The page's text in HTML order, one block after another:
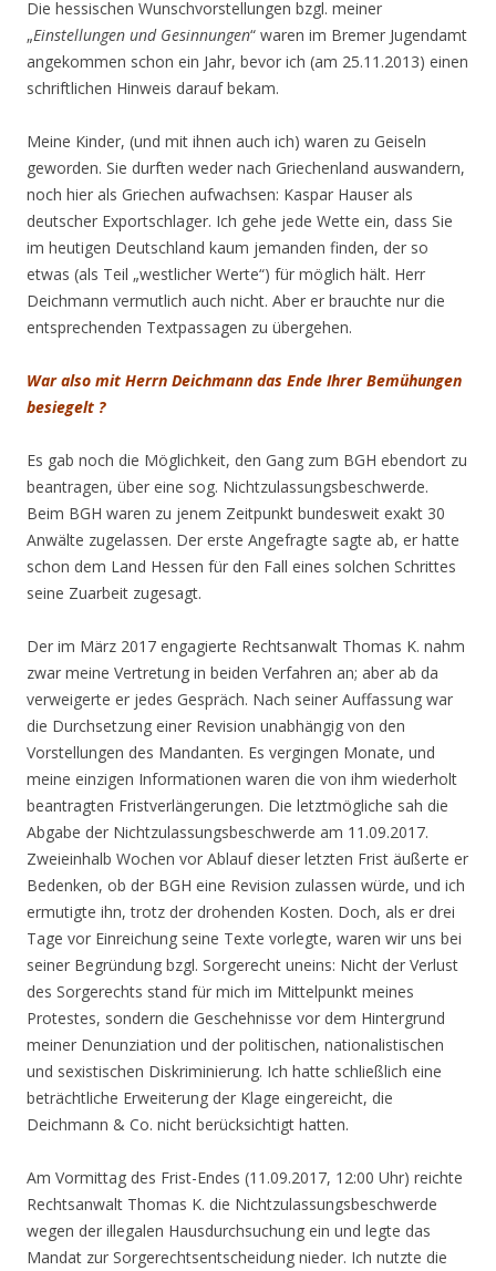
Die hessischen Wunschvorstellungen bzgl. meiner
„Einstellungen und Gesinnungen“ waren im Bremer Jugendamt
angekommen schon ein Jahr, bevor ich (am 25.11.2013) einen
schriftlichen Hinweis darauf bekam.
Meine Kinder, (und mit ihnen auch ich) waren zu Geiseln
geworden. Sie durften weder nach Griechenland auswandern,
noch hier als Griechen aufwachsen: Kaspar Hauser als
deutscher Exportschlager. Ich gehe jede Wette ein, dass Sie
im heutigen Deutschland kaum jemanden finden, der so
etwas (als Teil „westlicher Werte“) für möglich hält. Herr
Deichmann vermutlich auch nicht. Aber er brauchte nur die
entsprechenden Textpassagen zu übergehen.
War also mit Herrn Deichmann das Ende Ihrer Bemühungen
besiegelt ?
Es gab noch die Möglichkeit, den Gang zum BGH ebendort zu
beantragen, über eine sog. Nichtzulassungsbeschwerde.
Beim BGH waren zu jenem Zeitpunkt bundesweit exakt 30
Anwälte zugelassen. Der erste Angefragte sagte ab, er hatte
schon dem Land Hessen für den Fall eines solchen Schrittes
seine Zuarbeit zugesagt.
Der im März 2017 engagierte Rechtsanwalt Thomas K. nahm
zwar meine Vertretung in beiden Verfahren an; aber ab da
verweigerte er jedes Gespräch. Nach seiner Auffassung war
die Durchsetzung einer Revision unabhängig von den
Vorstellungen des Mandanten. Es vergingen Monate, und
meine einzigen Informationen waren die von ihm wiederholt
beantragten Fristverlängerungen. Die letztmögliche sah die
Abgabe der Nichtzulassungsbeschwerde am 11.09.2017.
Zweieinhalb Wochen vor Ablauf dieser letzten Frist äußerte er
Bedenken, ob der BGH eine Revision zulassen würde, und ich
ermutigte ihn, trotz der drohenden Kosten. Doch, als er drei
Tage vor Einreichung seine Texte vorlegte, waren wir uns bei
seiner Begründung bzgl. Sorgerecht uneins: Nicht der Verlust
des Sorgerechts stand für mich im Mittelpunkt meines
Protestes, sondern die Geschehnisse vor dem Hintergrund
meiner Denunziation und der politischen, nationalistischen
und sexistischen Diskriminierung. Ich hatte schließlich eine
beträchtliche Erweiterung der Klage eingereicht, die
Deichmann & Co. nicht berücksichtigt hatten.
Am Vormittag des Frist-Endes (11.09.2017, 12:00 Uhr) reichte
Rechtsanwalt Thomas K. die Nichtzulassungsbeschwerde
wegen der illegalen Hausdurchsuchung ein und legte das
Mandat zur Sorgerechtsentscheidung nieder. Ich nutzte die